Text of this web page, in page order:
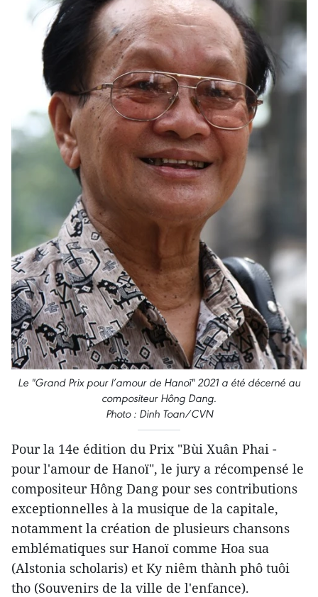
Le "Grand Prix pour l’amour de Hanoï" 2021 a été décerné au
compositeur Hông Dang.
Photo : Dinh Toan/CVN
Pour la 14e édition du Prix "Bùi Xuân Phai -
pour l'amour de Hanoï", le jury a récompensé le
compositeur Hông Dang pour ses contributions
exceptionnelles à la musique de la capitale,
notamment la création de plusieurs chansons
emblématiques sur Hanoï comme Hoa sua
(Alstonia scholaris) et Ky niêm thành phô tuôi
tho (Souvenirs de la ville de l'enfance).